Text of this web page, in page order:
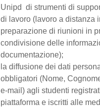
Unipd di strumenti di
di lavoro (lavoro a distanza
preparazione di riunioni in
condivisione delle
documentazione);
la diffusione dei dati
obbligatori (Nome,
e-mail) agli studenti
piattaforma e iscritti alle